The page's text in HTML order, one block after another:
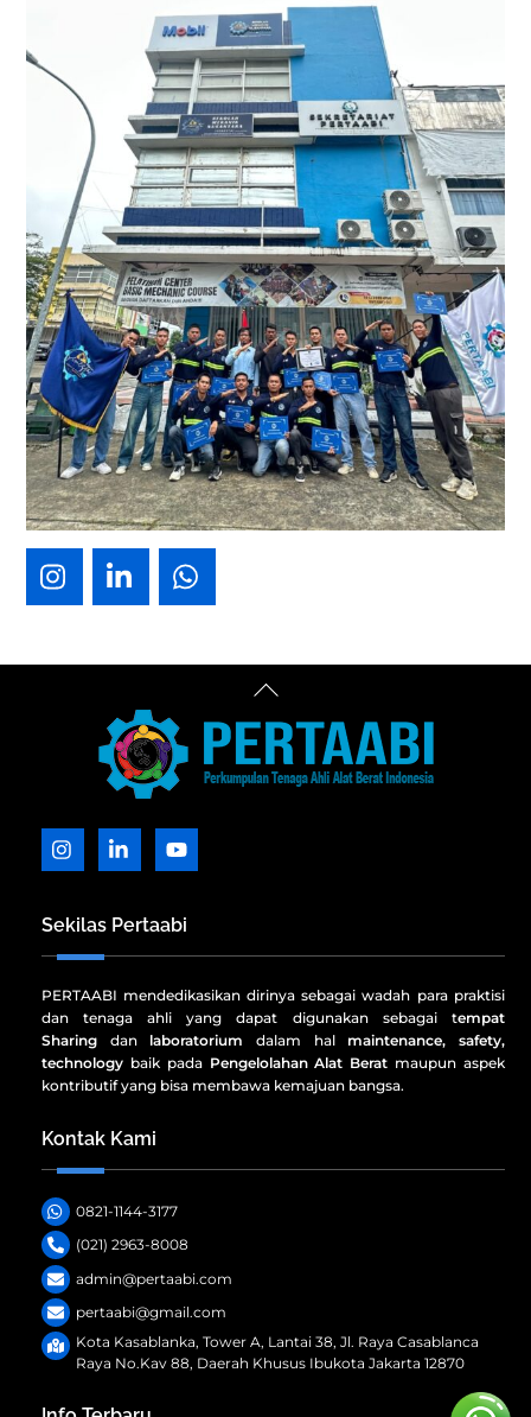
Icon
label
Icon
label
Icon
label
Back
Top
Icon
Icon
Icon
Sekilas Pertaabi
PERTAABI mendedikasikan dirinya sebagai wadah para praktisi
dan tenaga ahli yang dapat digunakan sebagai tempat
Sharing dan laboratorium dalam hal maintenance, safety,
technology baik pada Pengelolahan Alat Berat maupun aspek
kontributif yang bisa membawa kemajuan bangsa.
Kontak Kami
0821-1144-3177
(021) 2963-8008
admin@pertaabi.com
pertaabi@gmail.com
Kota Kasablanka, Tower A, Lantai 38, Jl. Raya Casablanca
Raya No.Kav 88, Daerah Khusus Ibukota Jakarta 12870